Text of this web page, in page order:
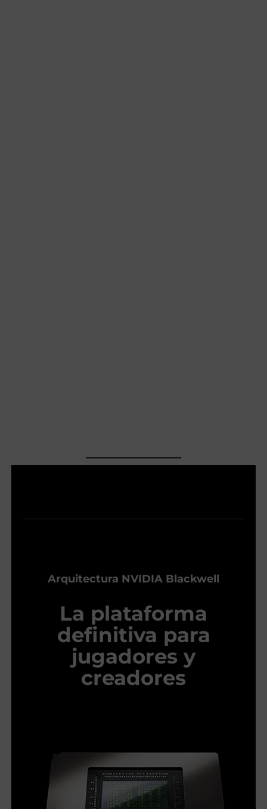
Arquitectura NVIDIA Blackwell
La plataforma
definitiva para
jugadores y
creadores